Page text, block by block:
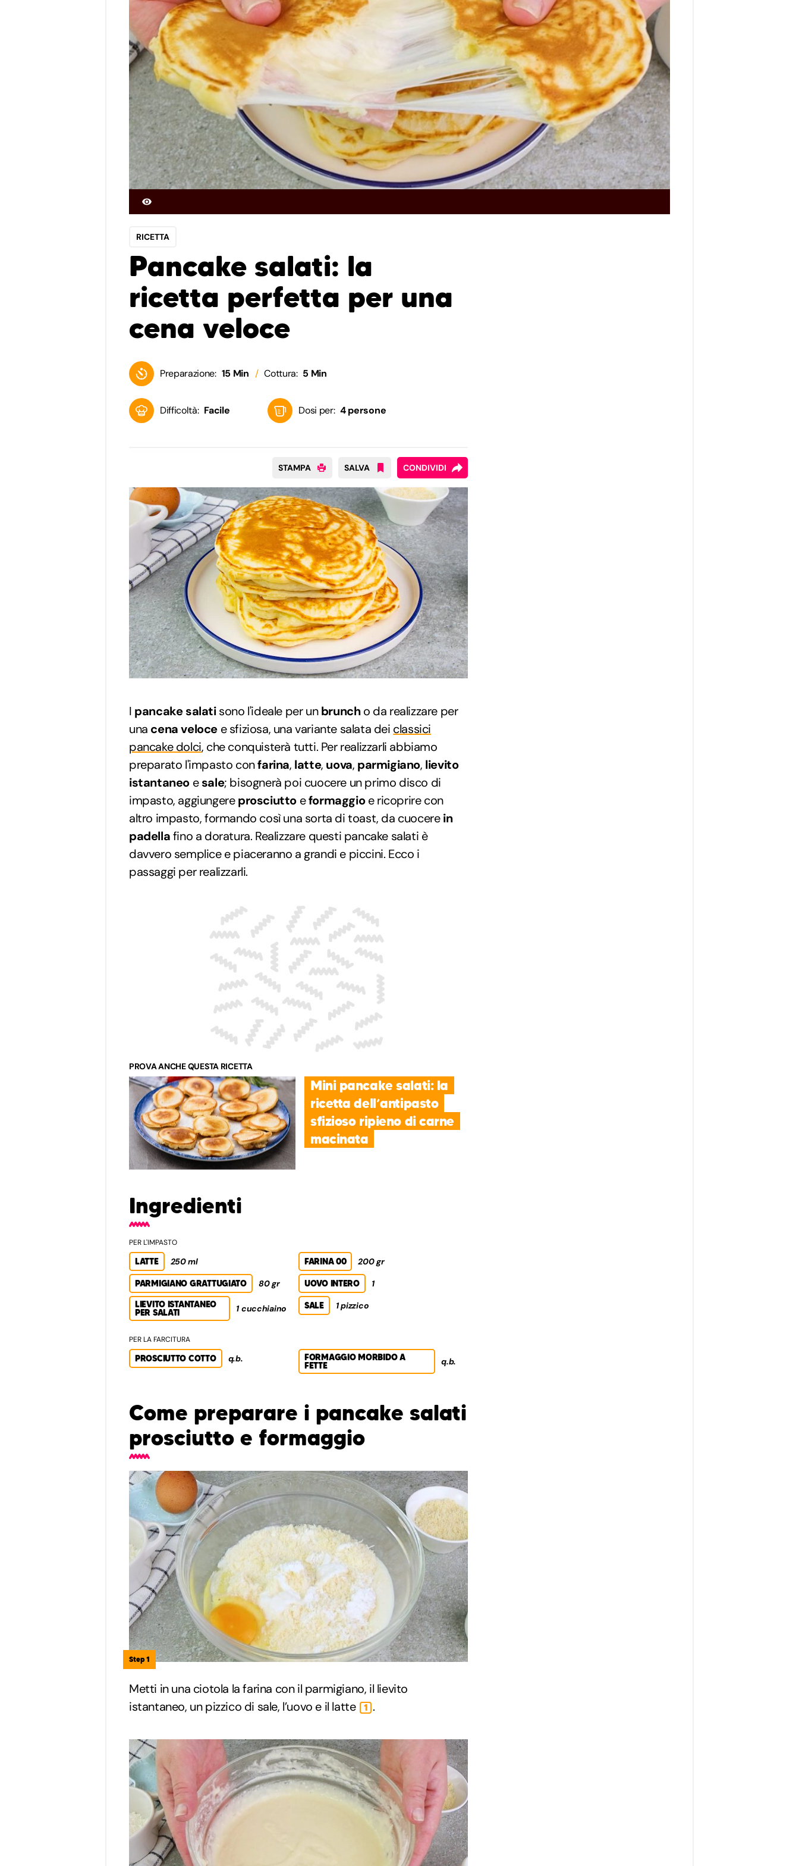
RICETTA
Pancake salati: la
ricetta perfetta per una
cena veloce
Preparazione: 15 Min Cottura: 5 Min
Difficoltà: Facile Dosi per: 4 persone
STAMPA SALVA CONDIVIDI
I pancake salatisono l'ideale per unbruncho da realizzare per
una cena veloce e sfiziosa, una variante salata dei classici
pancake dolci, che conquisterà tutti. Per realizzarli abbiamo
preparato l'impasto confarina, latte, uova, parmigiano, lievito
istantaneo esale; bisognerà poi cuocere un primo disco di
impasto, aggiungereprosciutto eformaggioe ricoprire con
altro impasto, formando così una sorta di toast, da cuocerein
padellafino a doratura. Realizzare questi pancake salati è
davvero semplice e piaceranno a grandi e piccini. Ecco i
passaggi per realizzarli.
PROVA ANCHE QUESTA RICETTA
Mini pancake salati: la
ricetta dell’antipasto
sfizioso ripieno di carne
macinata
Ingredienti
PER L'IMPASTO
LATTE 250 ml FARINA 00 200 gr
PARMIGIANO GRATTUGIATO 80 gr UOVO INTERO
1
LIEVITO ISTANTANEO
PER SALATI 1 cucchiaino SALE 1 pizzico
PER LA FARCITURA
PROSCIUTTO COTTO q.b. FORMAGGIO MORBIDO A
FETTE q.b.
Come preparare i pancake salati
prosciutto e formaggio
Step 1
Metti in una ciotola la farina con il parmigiano, il lievito
istantaneo, un pizzico di sale, l’uovo e il latte
1 .